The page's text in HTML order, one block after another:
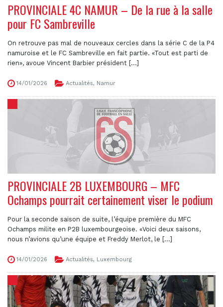
PROVINCIALE 4C NAMUR – De la rue à la salle
pour FC Sambreville
On retrouve pas mal de nouveaux cercles dans la série C de la P4
namuroise et le FC Sambreville en fait partie. «Tout est parti de
rien», avoue Vincent Barbier président [...]
14/01/2026 Actualités, Namur
PROVINCIALE 2B LUXEMBOURG – MFC
Ochamps pourrait certainement viser le podium
Pour la seconde saison de suite, l’équipe première du MFC
Ochamps milite en P2B luxembourgeoise. «Voici deux saisons,
nous n’avions qu’une équipe et Freddy Merlot, le [...]
14/01/2026 Actualités, Luxembourg